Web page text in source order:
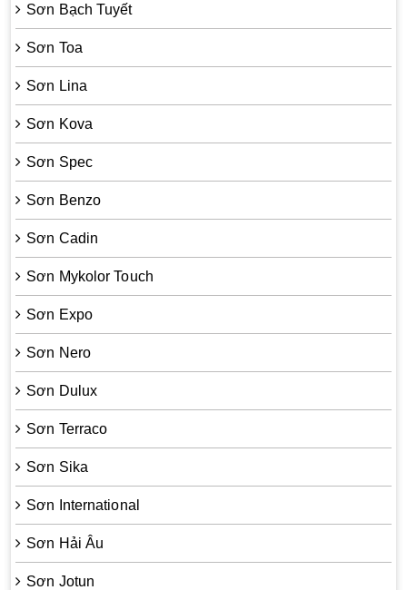
Sơn Bạch Tuyết
Sơn Toa
Sơn Lina
Sơn Kova
Sơn Spec
Sơn Benzo
Sơn Cadin
Sơn Mykolor Touch
Sơn Expo
Sơn Nero
Sơn Dulux
Sơn Terraco
Sơn Sika
Sơn International
Sơn Hải Âu
Sơn Jotun